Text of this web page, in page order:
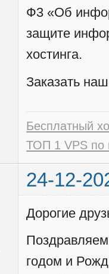
Ф3 «Об
защите
хостинга.
Заказать
Бесплатный
ТОП 1 VPS по
24-12-
Дорогие
годом и